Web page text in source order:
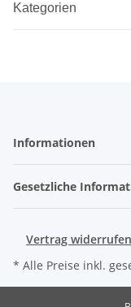
Kategorien
Informationen
Gesetzliche
Vertrag widerrufen
* Alle Preise inkl.